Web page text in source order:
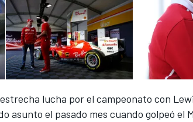
lucha por el campeonato con
asunto el pasado mes cuando golpeó el